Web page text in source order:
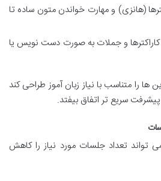
(هانزی) و مهارت خواندن متون ساده تا
و جملات به صورت دست نویس یا
را متناسب با نیاز زبان آموز طراحی کند
سریع تر اتفاق بیفتد.
تواند تعداد جلسات مورد نیاز را کاهش